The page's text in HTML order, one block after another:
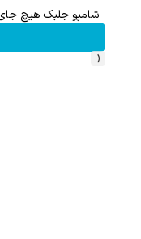
شامپو جلبک هیچ جای
‹